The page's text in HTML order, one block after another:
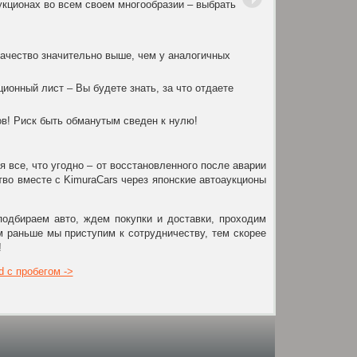
во всем своем многообразии – выбрать
значительно выше, чем у аналогичных
лист – Вы будете знать, за что отдаете
Риск быть обманутым сведен к нулю!
что угодно – от восстановленного после аварии
вместе с KimuraCars через японские автоаукционы
авто, ждем покупки и доставки, проходим
мы приступим к сотрудничеству, тем скорее
с пробегом ->